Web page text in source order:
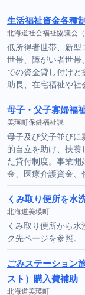
生活福祉資金各種
北海道社会福祉協議会
低所得者世帯、新型
世帯、障がい者世帯
での資金貸し付け
助長、在宅福祉や
母子・父子寡婦福
美瑛町保健福祉課
母子及び父子並びに
的自立を助け、扶養
た貸付制度。事業開
金、医療介護資金
くみ取り便所を水
北海道美瑛町
くみ取り便所から
ク先ページを参照。
ごみステーション
スト）購入費補助
北海道美瑛町